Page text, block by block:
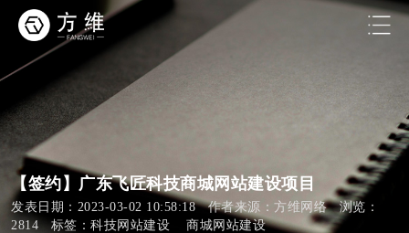
【签约】​广东飞匠科技商城网站建设项目
发表日期：2023-03-02 10:58:18 作者来源：方维网络 浏览：
2814 标签： 科技网站建设 商城网站建设